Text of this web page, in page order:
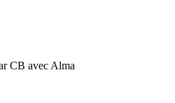
CB avec Alma